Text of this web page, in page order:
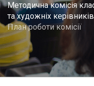
Методична комісія
та художніх керівників
План роботи комісії